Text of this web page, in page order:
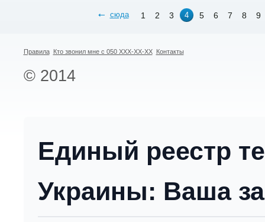
сюда 1 2 3 4 5 6 7 8 9
Правила Кто звонил мне с 050 XXX-XX-XX Контакты
© 2014
Единый реестр
Украины: Ваша